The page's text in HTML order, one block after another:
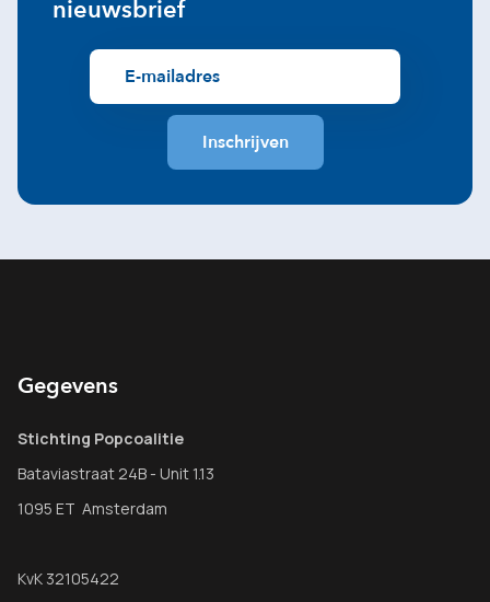
nieuwsbrief
Gegevens
Stichting Popcoalitie
Bataviastraat 24B - Unit 1.13
1095 ET Amsterdam
KvK 32105422